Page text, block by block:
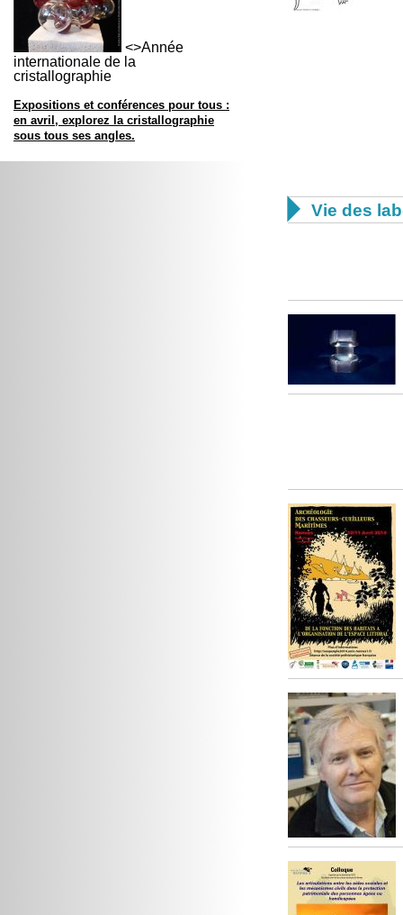
<>Année
internationale de la
cristallographie
Expositions et conférences pour tous :
en avril, explorez la cristallographie
sous tous ses angles.
 Vie des